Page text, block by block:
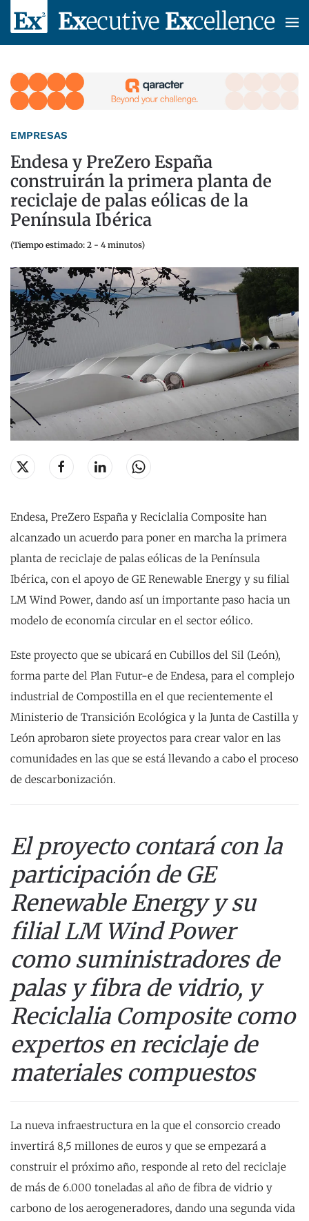
Skip to main content
EMPRESAS
Endesa y PreZero España
construirán la primera planta de
reciclaje de palas eólicas de la
Península Ibérica
(Tiempo estimado: 2 - 4 minutos)
Endesa, PreZero España y Reciclalia Composite han
alcanzado un acuerdo para poner en marcha la primera
planta de reciclaje de palas eólicas de la Península
Ibérica, con el apoyo de GE Renewable Energy y su filial
LM Wind Power, dando así un importante paso hacia un
modelo de economía circular en el sector eólico.
Este proyecto que se ubicará en Cubillos del Sil (León),
forma parte del Plan Futur-e de Endesa, para el complejo
industrial de Compostilla en el que recientemente el
Ministerio de Transición Ecológica y la Junta de Castilla y
León aprobaron siete proyectos para crear valor en las
comunidades en las que se está llevando a cabo el proceso
de descarbonización.
El proyecto contará con la
participación de GE
Renewable Energy y su
filial LM Wind Power
como suministradores de
palas y fibra de vidrio, y
Reciclalia Composite como
expertos en reciclaje de
materiales compuestos
La nueva infraestructura en la que el consorcio creado
invertirá 8,5 millones de euros y que se empezará a
construir el próximo año, responde al reto del reciclaje
de más de 6.000 toneladas al año de fibra de vidrio y
carbono de los aerogeneradores, dando una segunda vida